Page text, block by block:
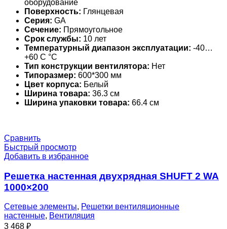
оборудование
Поверхность: Глянцевая
Серия: GA
Сечение: Прямоугольное
Срок службы: 10 лет
Температурный диапазон эксплуатации: -40…
+60 С °С
Тип конструкции вентилятора: Нет
Типоразмер: 600*300 мм
Цвет корпуса: Белый
Ширина товара: 36.3 см
Ширина упаковки товара: 66.4 см
Сравнить
Быстрый просмотр
Добавить в избранное
Решетка настенная двухрядная SHUFT 2 WA
1000×200
Сетевые элементы, Решетки вентиляционные
настенные, Вентиляция
3 468 ₽